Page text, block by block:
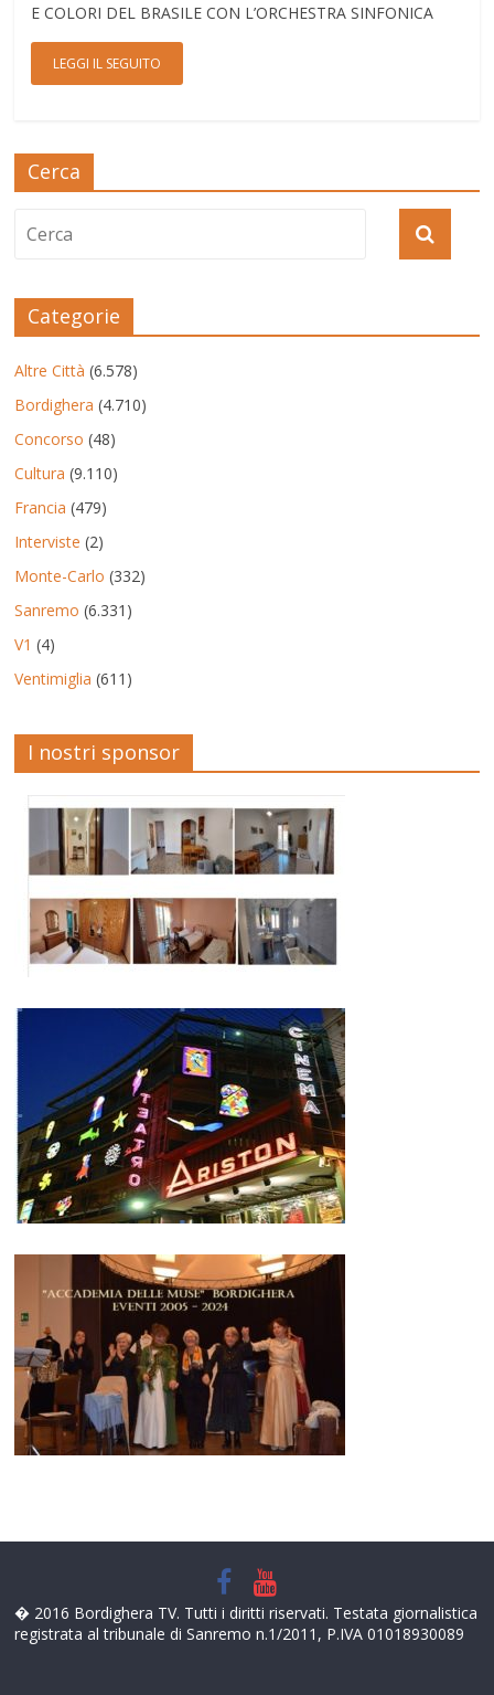
E COLORI DEL BRASILE CON L’ORCHESTRA SINFONICA
LEGGI IL SEGUITO
Cerca
Categorie
Altre Città (6.578)
Bordighera (4.710)
Concorso (48)
Cultura (9.110)
Francia (479)
Interviste (2)
Monte-Carlo (332)
Sanremo (6.331)
V1 (4)
Ventimiglia (611)
I nostri sponsor
� 2016 Bordighera TV. Tutti i diritti riservati. Testata giornalistica
registrata al tribunale di Sanremo n.1/2011, P.IVA 01018930089